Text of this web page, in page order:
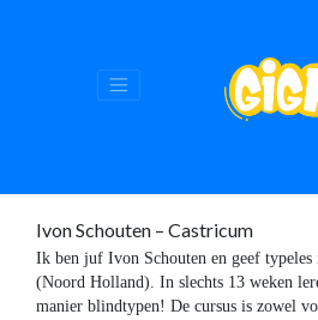
Ivon Schouten – Castricum
Ik ben juf Ivon Schouten en geef
(Noord Holland). In slechts 13 weken
manier blindtypen! De cursus is zowel